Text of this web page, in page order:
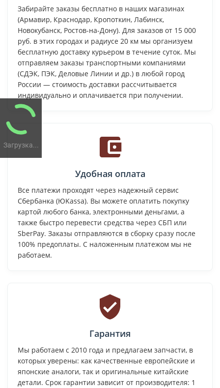
Загрузка...
Забирайте заказы бесплатно в наших магазинах
(Армавир, Краснодар, Кропоткин, Лабинск,
Новокубанск, Ростов-на-Дону). Для заказов от 15 000
руб. в этих городах и радиусе 20 км мы организуем
бесплатную доставку курьером в течение суток. Мы
отправляем заказы транспортными компаниями
(СДЭК, ПЭК, Деловые Линии и др.) в любой город
России — стоимость доставки рассчитывается
индивидуально и оплачивается при получении.
Удобная оплата
Все платежи проходят через надежный сервис
Сбербанка (ЮKassa). Вы можете оплатить покупку
картой любого банка, электронными деньгами, а
также быстро перевести средства через СБП или
SberPay. Заказы отправляются в сборку сразу после
100% предоплаты. С наложенным платежом мы не
работаем.
Гарантия
Мы работаем с 2010 года и предлагаем запчасти, в
которых уверены: как качественные европейские и
японские аналоги, так и оригинальные китайские
детали. Срок гарантии зависит от производителя: 1